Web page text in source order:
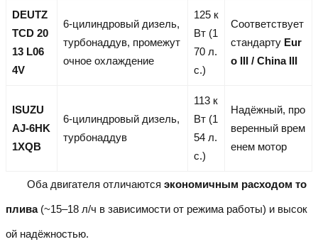
DEUTZ
TCD 20
13 L06
4V
6-цилиндровый дизель,
турбонаддув, промежут
очное охлаждение
125 к
Вт (1
70 л.
с.)
Соответствует
стандарту Eur
o III / China III
ISUZU
AJ-6HK
1XQB
6-цилиндровый дизель,
турбонаддув
113 к
Вт (1
54 л.
с.)
Надёжный, про
веренный врем
енем мотор
Оба двигателя отличаются экономичным расходом то
плива(~15–18 л/ч в зависимости от режима работы) и высок
ой надёжностью.